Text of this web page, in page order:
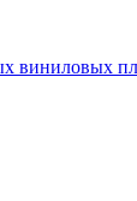
виниловых